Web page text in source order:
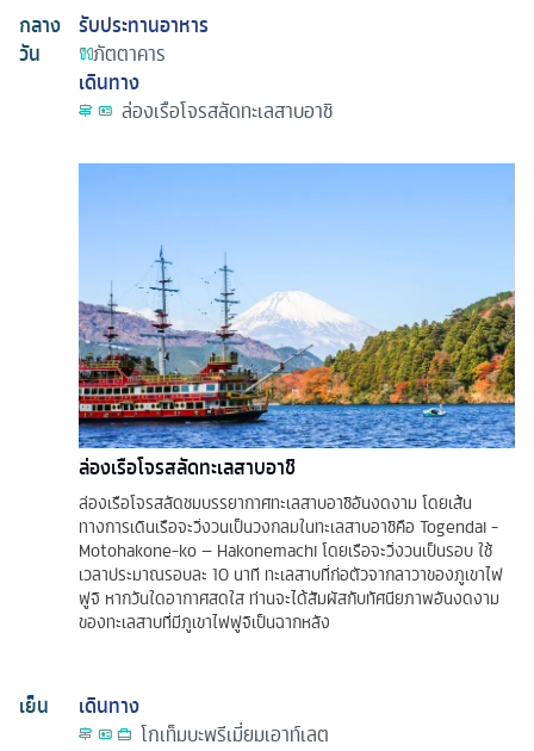
กลาง
วัน
รับประทานอาหาร
ภัตตาคาร
เดินทาง
ล่องเรือโจรสลัดทะเลสาบอาชิ
ล่องเรือโจรสลัดทะเลสาบอาชิ
ล่องเรือโจรสลัดชมบรรยากาศทะเลสาบอาชิอันงดงาม โดยเส้น
ทางการเดินเรือจะวิ่งวนเป็นวงกลมในทะเลสาบอาชิคือ Togendai -
Motohakone-ko – Hakonemachi โดยเรือจะวิ่งวนเป็นรอบ ใช้
เวลาประมาณรอบละ 10 นาที ทะเลสาบที่ก่อตัวจากลาวาของภูเขาไฟ
ฟูจิ หากวันใดอากาศสดใส ท่านจะได้สัมผัสกับทัศนียภาพอันงดงาม
ของทะเลสาบที่มีภูเขาไฟฟูจิเป็นฉากหลัง
เย็น
เดินทาง
โกเท็มบะพรีเมี่ยมเอาท์เลต